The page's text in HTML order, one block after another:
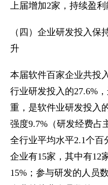
上届增加2家，持续盈利
（四）企业研发投入保
升
本届软件百家企业共投
行业研发投入的27.6%
重，是软件业研发投入
强度9.7%（研发经费占
全行业平均水平2.1个百
企业有15家，其中有12
15%；参与研发的人员